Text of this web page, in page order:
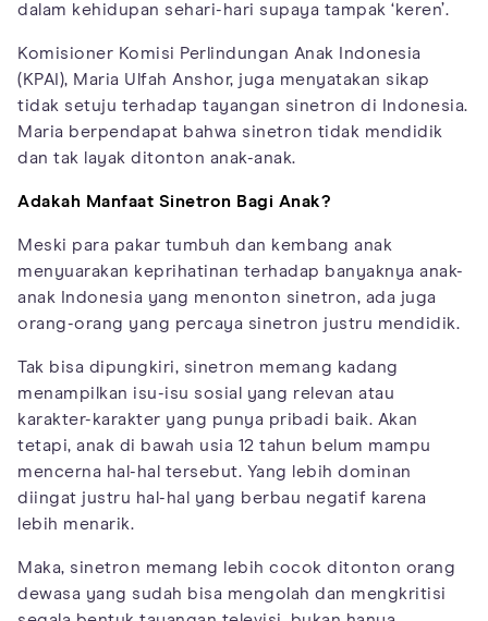
dalam kehidupan sehari-hari supaya tampak ‘keren’.
Komisioner Komisi Perlindungan Anak Indonesia
(KPAI), Maria Ulfah Anshor, juga menyatakan sikap
tidak setuju terhadap tayangan sinetron di Indonesia.
Maria berpendapat bahwa sinetron tidak mendidik
dan tak layak ditonton anak-anak.
Adakah Manfaat Sinetron Bagi Anak?
Meski para pakar tumbuh dan kembang anak
menyuarakan keprihatinan terhadap banyaknya anak-
anak Indonesia yang menonton sinetron, ada juga
orang-orang yang percaya sinetron justru mendidik.
Tak bisa dipungkiri, sinetron memang kadang
menampilkan isu-isu sosial yang relevan atau
karakter-karakter yang punya pribadi baik. Akan
tetapi, anak di bawah usia 12 tahun belum mampu
mencerna hal-hal tersebut. Yang lebih dominan
diingat justru hal-hal yang berbau negatif karena
lebih menarik.
Maka, sinetron memang lebih cocok ditonton orang
dewasa yang sudah bisa mengolah dan mengkritisi